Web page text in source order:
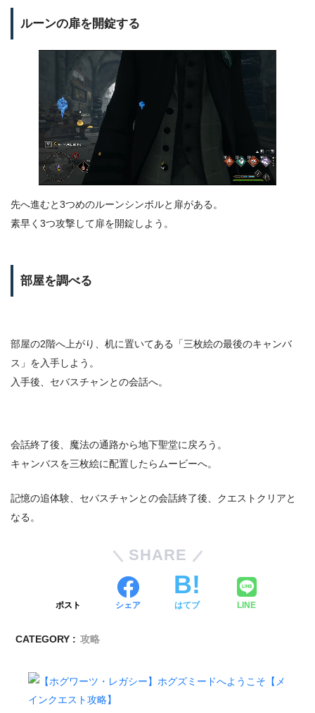
ルーンの扉を開錠する
先へ進むと3つめのルーンシンボルと扉がある。
素早く3つ攻撃して扉を開錠しよう。
部屋を調べる
部屋の2階へ上がり、机に置いてある「三枚絵の最後のキャンバ
ス」を入手しよう。
入手後、セバスチャンとの会話へ。
会話終了後、魔法の通路から地下聖堂に戻ろう。
キャンバスを三枚絵に配置したらムービーへ。
記憶の追体験、セバスチャンとの会話終了後、クエストクリアと
なる。
SHARE
ポスト シェア はてブ LINE
CATEGORY : 攻略